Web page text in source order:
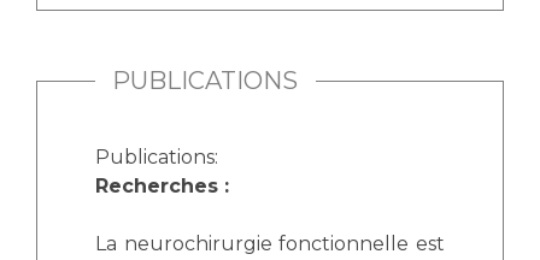
PUBLICATIONS
Publications:
Recherches :
La neurochirurgie fonctionnelle est